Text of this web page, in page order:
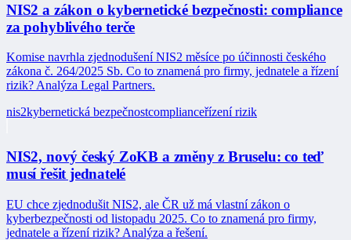
NIS2 a zákon o kybernetické bezpečnosti: compliance
za pohyblivého terče
Komise navrhla zjednodušení NIS2 měsíce po účinnosti českého
zákona č. 264/2025 Sb. Co to znamená pro firmy, jednatele a řízení
rizik? Analýza Legal Partners.
nis2kybernetická bezpečnostcomplianceřízení rizik
NIS2, nový český ZoKB a změny z Bruselu: co teď
musí řešit jednatelé
EU chce zjednodušit NIS2, ale ČR už má vlastní zákon o
kyberbezpečnosti od listopadu 2025. Co to znamená pro firmy,
jednatele a řízení rizik? Analýza a řešení.